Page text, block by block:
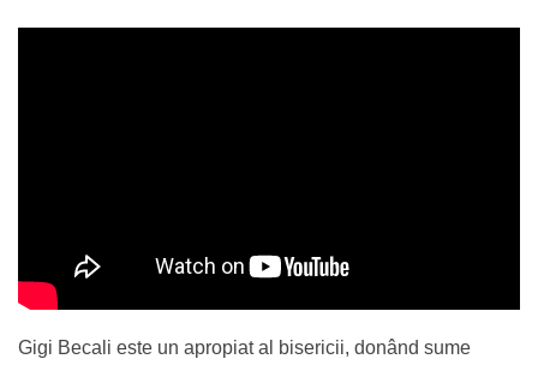
Gigi Becali este un apropiat al bisericii, donând sume